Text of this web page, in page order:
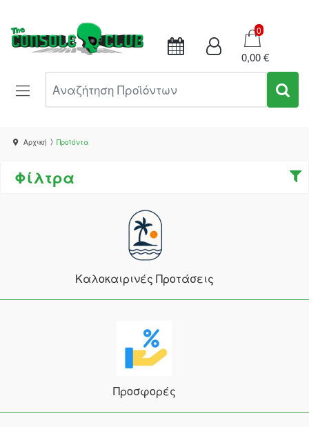
Καλάθι
0
0,00 €
Αρχική Προϊόντα
Φίλτρα
Καλοκαιρινές Προτάσεις
Προσφορές